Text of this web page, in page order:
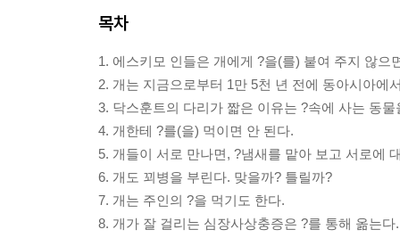
목차
1. 에스키모 인들은 개에게 ?을(를) 붙여 주지 않으
2. 개는 지금으로부터 1만 5천 년 전에 동아시아에
3. 닥스훈트의 다리가 짧은 이유는 ?속에 사는 동
4. 개한테 ?를(을) 먹이면 안 된다.
5. 개들이 서로 만나면, ?냄새를 맡아 보고 서로에
6. 개도 꾀병을 부린다. 맞을까? 틀릴까?
7. 개는 주인의 ?을 먹기도 한다.
8. 개가 잘 걸리는 심장사상충증은 ?를 통해 옮는다.